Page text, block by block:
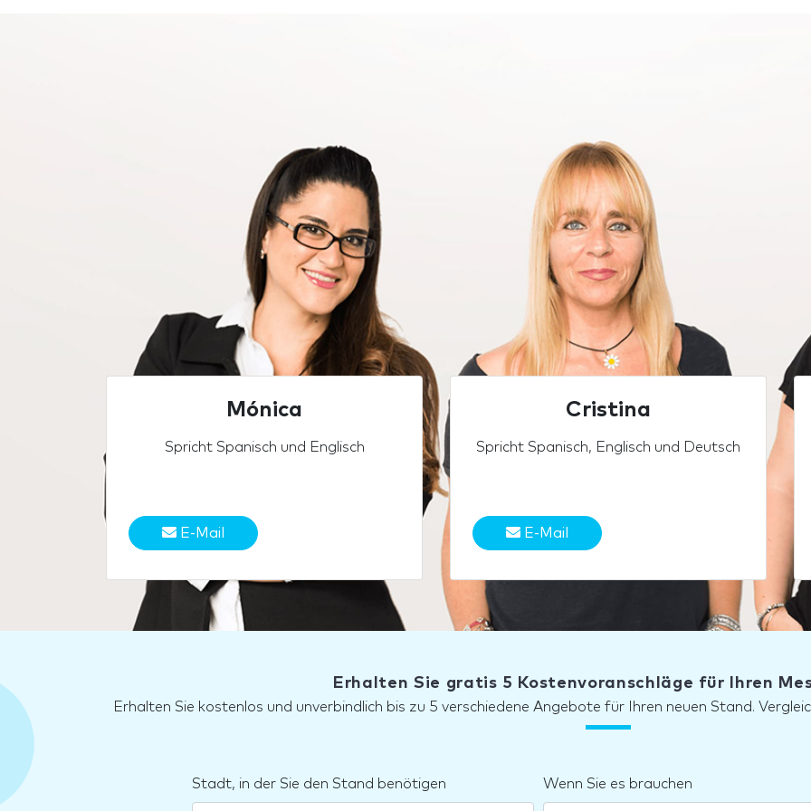
Mónica
Spricht Spanisch und Englisch
E-Mail
Cristina
Spricht Spanisch, Englisch und Deutsch
E-Mail
Erhalten Sie gratis 5 Kostenvoranschläge für Ihren
Erhalten Sie kostenlos und unverbindlich bis zu 5 verschiedene Angebote für Ihren neuen Stand.
Stadt, in der Sie den Stand benötigen Wenn Sie es brauchen